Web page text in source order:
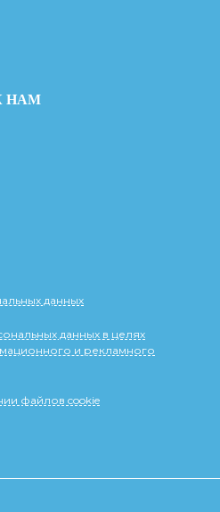
НАМ
данных
данных в целях
и рекламного
файлов cookie